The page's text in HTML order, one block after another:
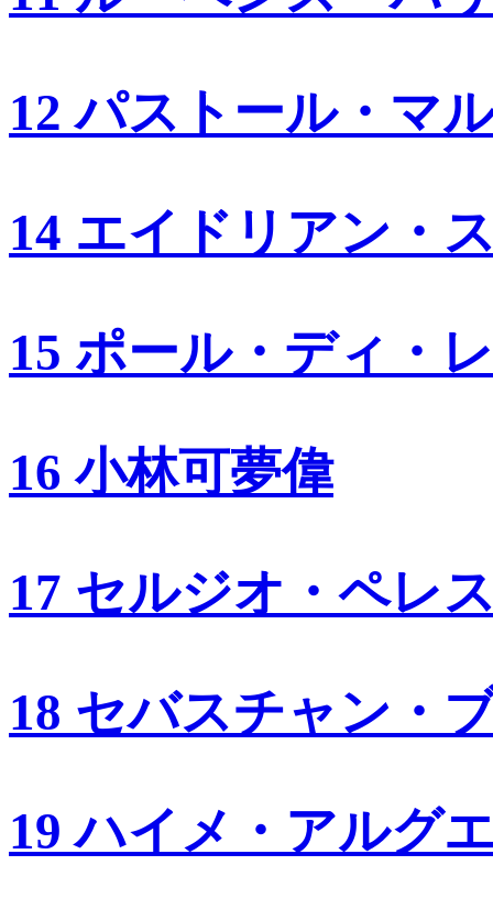
12 パストール・マ
14 エイドリアン・
15 ポール・ディ・
16 小林可夢偉
17 セルジオ・ペレ
18 セバスチャン・
19 ハイメ・アルグ